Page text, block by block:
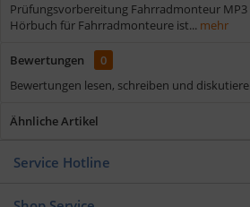
Prüfungsvorbereitung Fahrradmonteur
Hörbuch für Fahrradmonteure ist... mehr
Bewertungen
0
Bewertungen lesen, schreiben und
Ähnliche Artikel
Service Hotline